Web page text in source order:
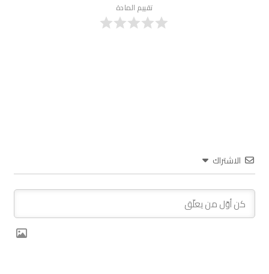
تقييم المادة
الاشتراك